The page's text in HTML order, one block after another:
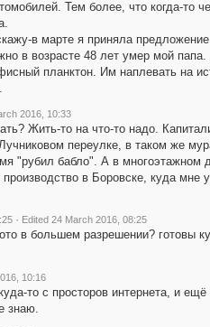
Тем более, что когда-то
в марте я приняла
в возрасте 48 лет умер мой
планктон. Им наплевать на
2016, 10:33
Жить-то на что-то надо.
переулке, в таком же
"рубил бабло". А в многоэтажном
в Боровске, куда мне
· Edited 24 March 2016, 08:25
в большем разрешении? готовы
10:16
то с просторов интернета, и ещё
знаю.